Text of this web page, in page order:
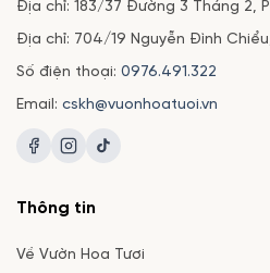
Địa chỉ: 183/37 Đường 3 Tháng 2,
Địa chỉ: 704/19 Nguyễn Đình
Số điện thoại: 0976.491.322
Email: cskh@vuonhoatuoi.vn
Thông tin
Về Vườn Hoa Tươi